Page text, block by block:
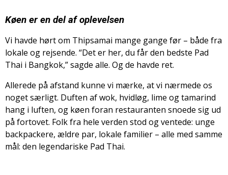
Køen er en del af oplevelsen
Vi havde hørt om Thipsamai mange gange før – både fra
lokale og rejsende. “Det er her, du får den bedste Pad
Thai i Bangkok,” sagde alle. Og de havde ret.
Allerede på afstand kunne vi mærke, at vi nærmede os
noget særligt. Duften af wok, hvidløg, lime og tamarind
hang i luften, og køen foran restauranten snoede sig ud
på fortovet. Folk fra hele verden stod og ventede: unge
backpackere, ældre par, lokale familier – alle med samme
mål: den legendariske Pad Thai.